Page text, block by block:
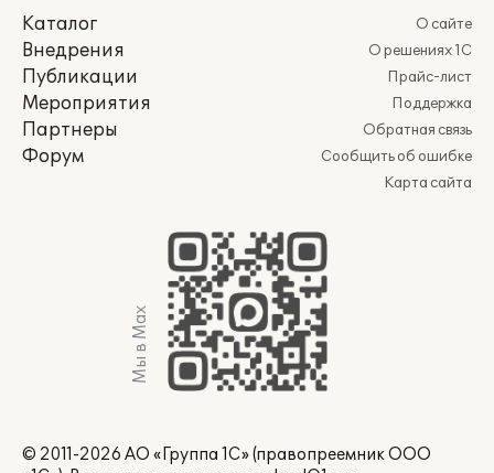
Каталог
Внедрения
Публикации
Мероприятия
Партнеры
Форум
О сайте
О решениях 1С
Прайс-лист
Поддержка
Обратная связь
Сообщить об ошибке
Карта сайта
Мы в Max
© 2011-2026 АО «Группа 1С» (правопреемник ООО